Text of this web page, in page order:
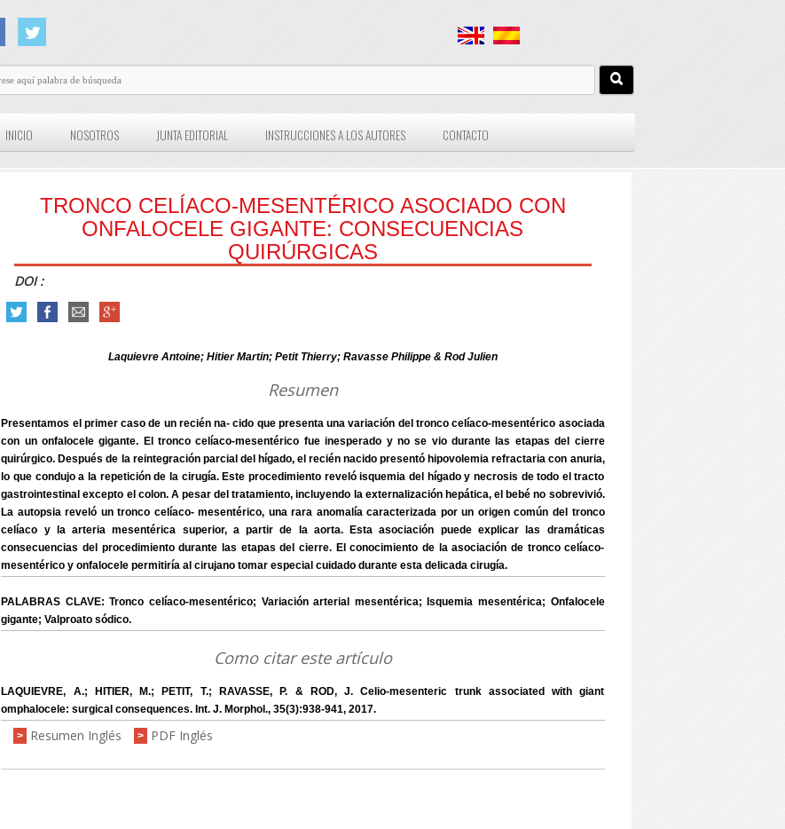
INICIO NOSOTROS JUNTA EDITORIAL INSTRUCCIONES A LOS AUTORES CONTACTO
TRONCO CELÍACO-MESENTÉRICO ASOCIADO CON
ONFALOCELE GIGANTE: CONSECUENCIAS
QUIRÚRGICAS
DOI :
Laquievre Antoine; Hitier Martin; Petit Thierry; Ravasse Philippe & Rod Julien
Resumen
Presentamos el primer caso de un recién na- cido que presenta una variación del tronco celíaco-mesentérico asociada
con un onfalocele gigante. El tronco celíaco-mesentérico fue inesperado y no se vio durante las etapas del cierre
quirúrgico. Después de la reintegración parcial del hígado, el recién nacido presentó hipovolemia refractaria con anuria,
lo que condujo a la repetición de la cirugía. Este procedimiento reveló isquemia del hígado y necrosis de todo el tracto
gastrointestinal excepto el colon. A pesar del tratamiento, incluyendo la externalización hepática, el bebé no sobrevivió.
La autopsia reveló un tronco celíaco- mesentérico, una rara anomalía caracterizada por un origen común del tronco
celíaco y la arteria mesentérica superior, a partir de la aorta. Esta asociación puede explicar las dramáticas
consecuencias del procedimiento durante las etapas del cierre. El conocimiento de la asociación de tronco celíaco-
mesentérico y onfalocele permitiría al cirujano tomar especial cuidado durante esta delicada cirugía.
PALABRAS CLAVE: Tronco celíaco-mesentérico; Variación arterial mesentérica; Isquemia mesentérica; Onfalocele
gigante; Valproato sódico.
Como citar este artículo
LAQUIEVRE, A.; HITIER, M.; PETIT, T.; RAVASSE, P. & ROD, J. Celio-mesenteric trunk associated with giant
omphalocele: surgical consequences. Int. J. Morphol., 35(3):938-941, 2017.
> Resumen Inglés > PDF Inglés